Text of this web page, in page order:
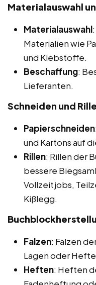
Materialauswahl
Materialauswahl
Materialien wie
und Klebstoffe.
Beschaffung:
Lieferanten.
Schneiden und
Papierschneiden
und Kartons auf
Rillen: Rillen der
bessere
Vollzeitjobs,
Kißlegg.
Falzen: Falzen
Lagen oder
Heften: Heften